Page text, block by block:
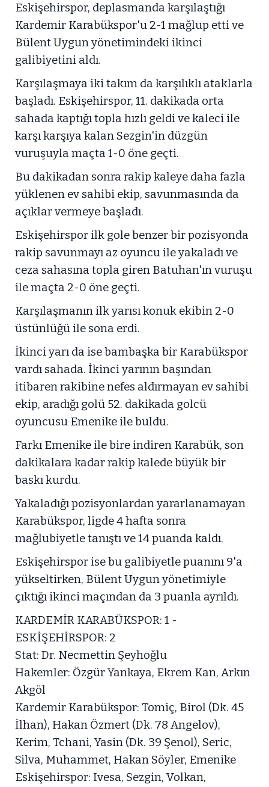
Eskişehirspor, deplasmanda karşılaştığı
Kardemir Karabükspor'u 2-1 mağlup etti ve
Bülent Uygun yönetimindeki ikinci
galibiyetini aldı.
Karşılaşmaya iki takım da karşılıklı ataklarla
başladı. Eskişehirspor, 11. dakikada orta
sahada kaptığı topla hızlı geldi ve kaleci ile
karşı karşıya kalan Sezgin'in düzgün
vuruşuyla maçta 1-0 öne geçti.
Bu dakikadan sonra rakip kaleye daha fazla
yüklenen ev sahibi ekip, savunmasında da
açıklar vermeye başladı.
Eskişehirspor ilk gole benzer bir pozisyonda
rakip savunmayı az oyuncu ile yakaladı ve
ceza sahasına topla giren Batuhan'ın vuruşu
ile maçta 2-0 öne geçti.
Karşılaşmanın ilk yarısı konuk ekibin 2-0
üstünlüğü ile sona erdi.
İkinci yarı da ise bambaşka bir Karabükspor
vardı sahada. İkinci yarının başından
itibaren rakibine nefes aldırmayan ev sahibi
ekip, aradığı golü 52. dakikada golcü
oyuncusu Emenike ile buldu.
Farkı Emenike ile bire indiren Karabük, son
dakikalara kadar rakip kalede büyük bir
baskı kurdu.
Yakaladığı pozisyonlardan yararlanamayan
Karabükspor, ligde 4 hafta sonra
mağlubiyetle tanıştı ve 14 puanda kaldı.
Eskişehirspor ise bu galibiyetle puanını 9'a
yükseltirken, Bülent Uygun yönetimiyle
çıktığı ikinci maçından da 3 puanla ayrıldı.
KARDEMİR KARABÜKSPOR: 1 -
ESKİŞEHİRSPOR: 2
Stat: Dr. Necmettin Şeyhoğlu
Hakemler: Özgür Yankaya, Ekrem Kan, Arkın
Akgöl
Kardemir Karabükspor: Tomiç, Birol (Dk. 45
İlhan), Hakan Özmert (Dk. 78 Angelov),
Kerim, Tchani, Yasin (Dk. 39 Şenol), Seric,
Silva, Muhammet, Hakan Söyler, Emenike
Eskişehirspor: Ivesa, Sezgin, Volkan,